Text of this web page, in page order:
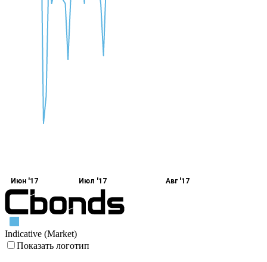
Июн '17 Июл '17 Авг '17
Indicative (Market)
Показать логотип